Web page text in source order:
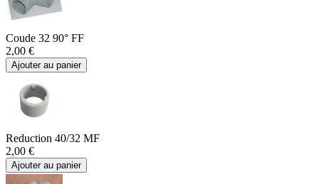
Coude 32 90° FF
2,00 €
Ajouter au panier
Reduction 40/32 MF
2,00 €
Ajouter au panier